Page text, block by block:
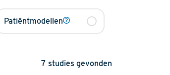
Patiëntmodellen
studies gevonden
7